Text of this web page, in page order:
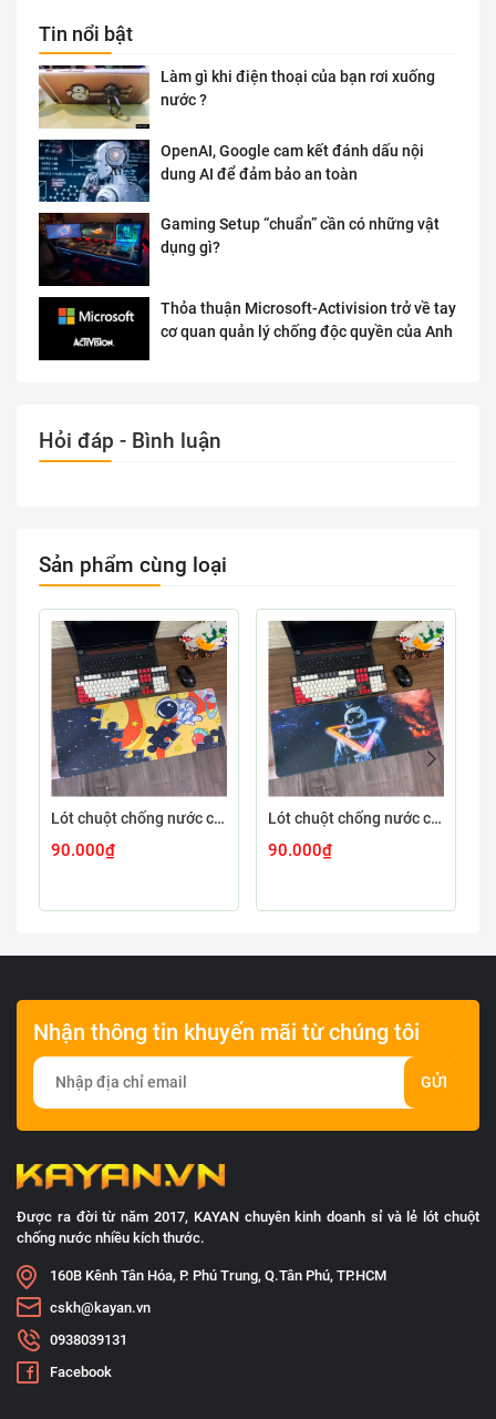
Tin nổi bật
Làm gì khi điện thoại của bạn rơi xuống
nước ?
OpenAI, Google cam kết đánh dấu nội
dung AI để đảm bảo an toàn
Gaming Setup “chuẩn” cần có những vật
dụng gì?
Thỏa thuận Microsoft-Activision trở về tay
cơ quan quản lý chống độc quyền của Anh
Hỏi đáp - Bình luận
Sản phẩm cùng loại
Lót chuột chống nước cỡ lớn 80x30cm dày 3mm ASTRO-03-80X30
90.000₫
Lót chuột chống nước cỡ lớn 80x30cm dày 3mm ASTRO-02-80X30
90.000₫
Nhận thông tin khuyến mãi từ chúng tôi
GỬI
Được ra đời từ năm 2017, KAYAN chuyên kinh doanh sỉ và lẻ lót chuột
chống nước nhiều kích thước.
160B Kênh Tân Hóa, P. Phú Trung, Q.Tân Phú, TP.HCM
cskh@kayan.vn
0938039131
Facebook